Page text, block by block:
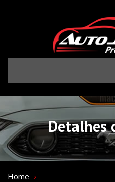
Detalhes
Home